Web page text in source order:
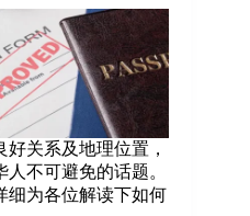
关系及地理位置，
不可避免的话题。
细为各位解读下如何